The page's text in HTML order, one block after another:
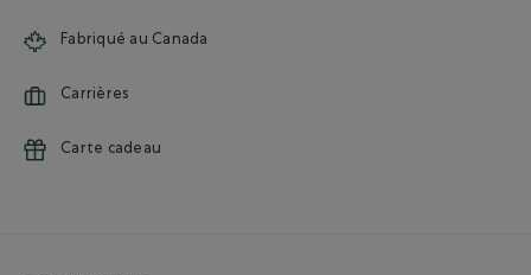
Fabriqué au Canada
Carrières
Carte cadeau